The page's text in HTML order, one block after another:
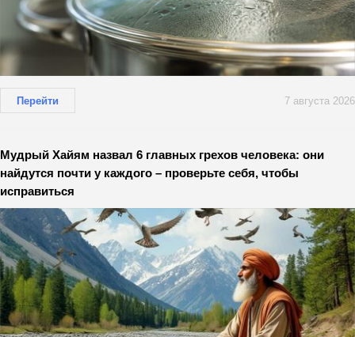
Перейти 7 августа 2026
Мудрый Хайям назвал 6 главных грехов человека: они
найдутся почти у каждого – проверьте себя, чтобы
исправиться